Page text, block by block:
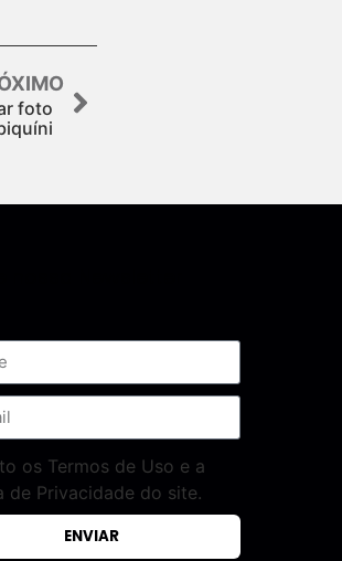
foto
os Termos de Uso e a
de Privacidade do site.
ENVIAR